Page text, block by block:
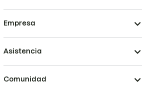
Empresa
Asistencia
Comunidad